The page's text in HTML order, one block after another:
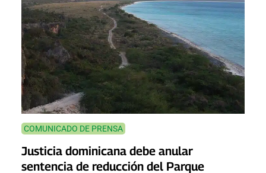
COMUNICADO DE PRENSA
Justicia dominicana debe anular
sentencia de reducción del Parque